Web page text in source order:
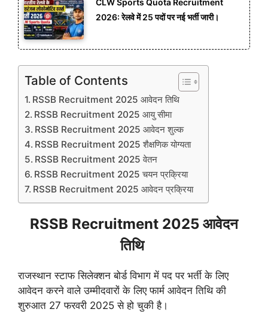
CLW Sports Quota Recruitment
2026: रेलवे में 25 पदों पर नई भर्ती जारी।
Table of Contents
RSSB Recruitment 2025 आवेदन तिथि
RSSB Recruitment 2025 आयु सीमा
RSSB Recruitment 2025 आवेदन शुल्क
RSSB Recruitment 2025 शैक्षणिक योग्यता
RSSB Recruitment 2025 वेतन
RSSB Recruitment 2025 चयन प्रक्रिया
RSSB Recruitment 2025 आवेदन प्रक्रिया
RSSB Recruitment 2025 आवेदन
तिथि
राजस्थान स्टाफ सिलेक्शन बोर्ड विभाग में पद पर भर्ती के लिए
आवेदन करने वाले उम्मीदवारों के लिए फार्म आवेदन तिथि की
शुरुआत 27 फरवरी 2025 से हो चुकी है।